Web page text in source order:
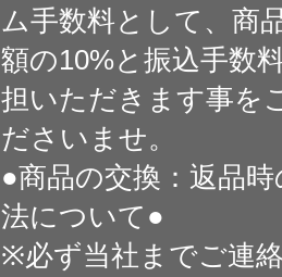
ム手数料として、商
額の10%と振込手数
担いただきます事を
ださいませ。
●商品の交換：返品
法について●
※必ず当社までご連